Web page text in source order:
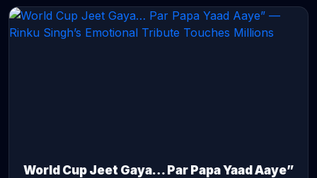
World Cup Jeet Gaya… Par Papa Yaad Aaye”